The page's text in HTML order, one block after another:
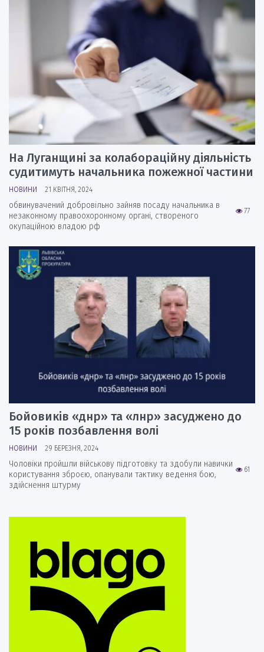
На Луганщині за колабораційну діяльність
судитимуть начальника пожежної частини
НОВИНИ 21 КВІТНЯ, 2024
77
обвинувачений добровільно зайняв посаду начальника в
незаконному правоохоронному органі, створеного
окупаційною владою рф
Бойовиків «днр» та «лнр» засуджено до
15 років позбавлення волі
НОВИНИ 29 БЕРЕЗНЯ, 2024
61
Чоловіки пройшли військову підготовку та здобули навички
користування зброєю, опанували тактику ведення бою,
здійснення штурму